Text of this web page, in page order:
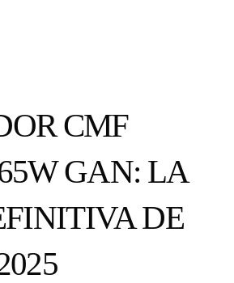
CMF
GAN: LA
DE